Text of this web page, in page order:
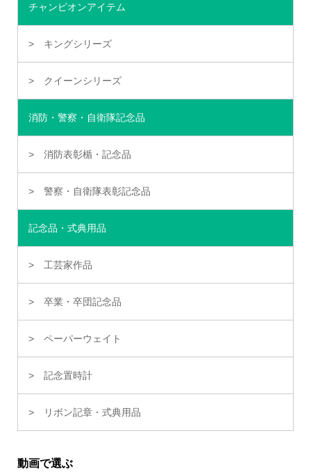
チャンピオンアイテム
キングシリーズ
クイーンシリーズ
消防・警察・自衛隊記念品
消防表彰楯・記念品
警察・自衛隊表彰記念品
記念品・式典用品
工芸家作品
卒業・卒団記念品
ペーパーウェイト
記念置時計
リボン記章・式典用品
動画で選ぶ